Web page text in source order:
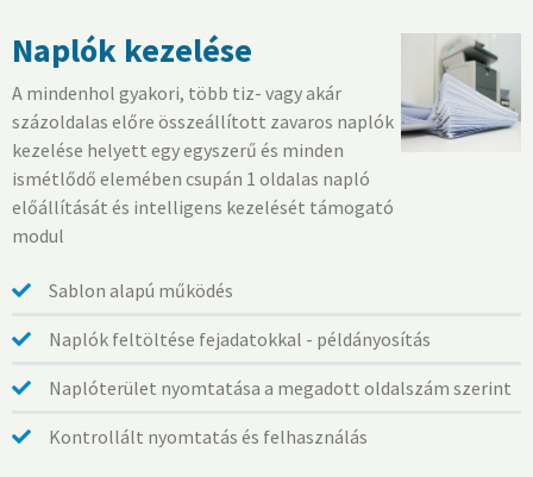
Naplók kezelése
A mindenhol gyakori, több tiz- vagy akár
százoldalas előre összeállított zavaros naplók
kezelése helyett egy egyszerű és minden
ismétlődő elemében csupán 1 oldalas napló
előállítását és intelligens kezelését támogató
modul
Sablon alapú működés
Naplók feltöltése fejadatokkal - példányosítás
Naplóterület nyomtatása a megadott oldalszám szerint
Kontrollált nyomtatás és felhasználás